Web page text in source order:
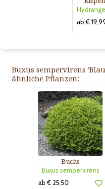
ab €
Buxus sempervirens
ähnliche Pflanzen:
Buchs
Buxus sempervirens
ab € 25,50